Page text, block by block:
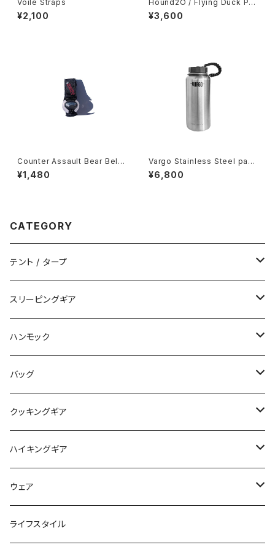
Voile Straps
¥2,100
Hound2O / Flying Duck Plu
sh Toy
¥3,600
Counter Assault Bear Bell
-Chrome w/Silencer-
¥1,480
Vargo Stainless Steel para
-Bottle
¥6,800
CATEGORY
テント / タープ
タープ / シェルター
ペグ / ステークス
アクセサリー
スリーピングギア
シュラフ / キルト
ビビィ
マット
ピロー
ハンモック
ハンモック
アクセサリー
バッグ
バックパック
サコッシュ / ウェストポーチ
トートバッグ
パックアクセサリー
クッキングギア
バーナー / ストーブ / 燃料
クッカー / カップ
カトラリー
ハイキングギア
ストック
スノーシュー / アイゼン
ウェア
トップス
ライフスタイル